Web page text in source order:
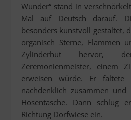
Wunder“ stand in
Mal auf Deutsch darauf.
besonders kunstvoll gestaltet,
organisch Sterne, Flammen
Zylinderhut hervor,
Zeremonienmeister, einem
erweisen würde. Er faltete
nachdenklich zusammen
Hosentasche. Dann schlug
Richtung Dorfwiese ein.